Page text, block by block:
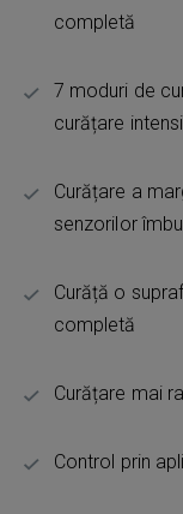
completă
7 moduri de
curățare
Curățare a
senzorilor
Curăță o
completă
Curățare mai
Control prin